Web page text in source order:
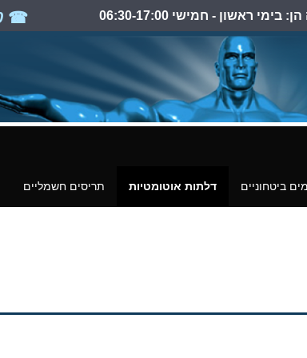
ראשון - חמישי 06:30-17:00
ביטחוניים דלתות אוטומטיות תריסים חשמליים